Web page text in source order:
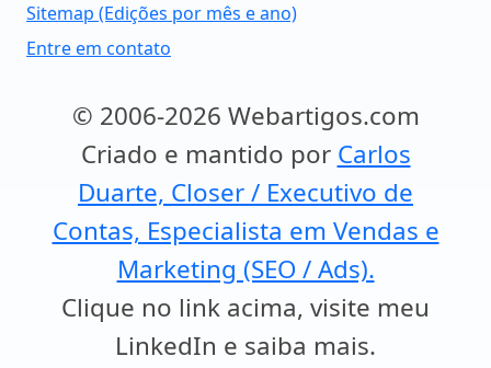
Sitemap (Edições por mês e ano)
Entre em contato
© 2006-2026 Webartigos.com
Criado e mantido por Carlos
Duarte, Closer / Executivo de
Contas, Especialista em Vendas e
Marketing (SEO / Ads).
Clique no link acima, visite meu
LinkedIn e saiba mais.